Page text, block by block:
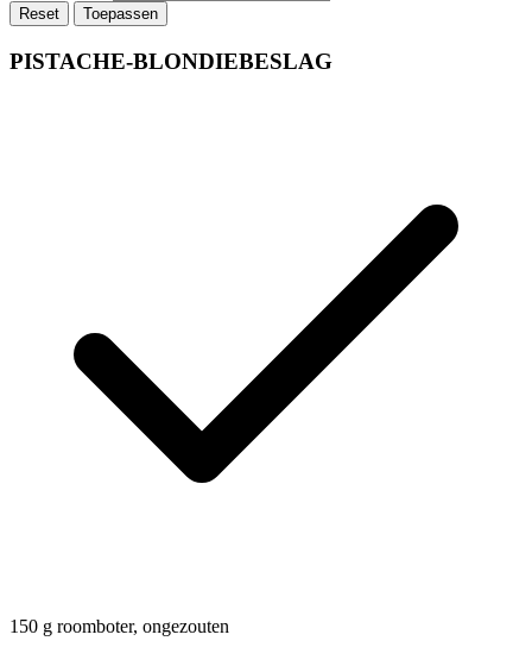
Reset Toepassen
PISTACHE-BLONDIEBESLAG
150 g roomboter, ongezouten